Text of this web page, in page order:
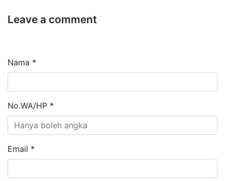
Leave a comment
Nama *
No.WA/HP *
Email *